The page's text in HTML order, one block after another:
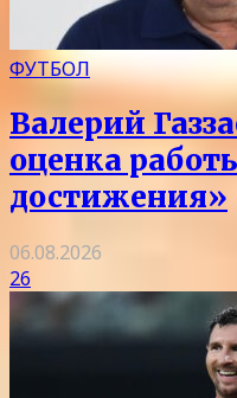
ФУТБОЛ
Валерий
оценка
достижения»
06.08.2026
26